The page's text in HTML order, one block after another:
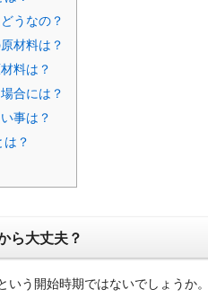
うなの？
材料は？
料は？
合には？
事は？
？
ら大丈夫？
う開始時期ではないでしょうか。